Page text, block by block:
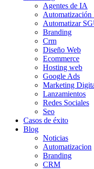
Agentes de IA
Automatización
Automatizar
Branding
Crm
Diseño Web
Ecommerce
Hosting web
Google Ads
Marketing
Lanzamientos
Redes Sociales
Seo
Casos de éxito
Blog
Noticias
Automatizacion
Branding
CRM